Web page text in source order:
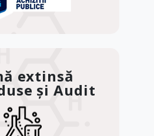
extinsă
și Audit